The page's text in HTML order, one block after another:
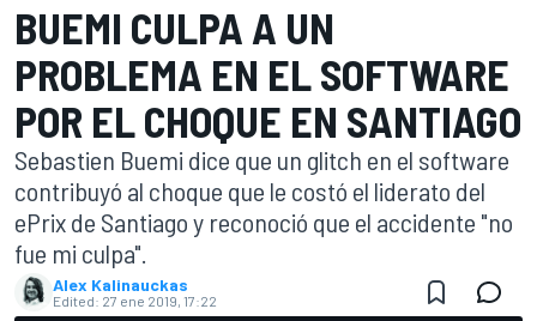
BUEMI CULPA A UN
PROBLEMA EN EL SOFTWARE
POR EL CHOQUE EN SANTIAGO
Sebastien Buemi dice que un glitch en el software
contribuyó al choque que le costó el liderato del
ePrix de Santiago y reconoció que el accidente "no
fue mi culpa".
Alex Kalinauckas
Edited: 27 ene 2019, 17:22